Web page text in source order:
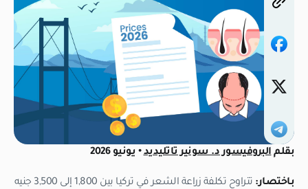
بقلمالبروفيسور د. سونير تاتليديد• يونيو 2026
باختصار:
تتراوح تكلفة زراعة الشعر في تركيا بين 1,800 إلى 3,500 جنيه